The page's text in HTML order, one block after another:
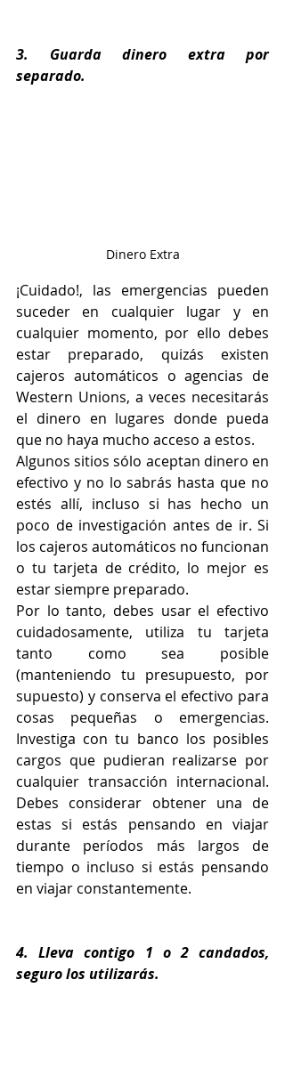
3. Guarda dinero extra por
separado.
Dinero Extra
¡Cuidado!, las emergencias pueden
suceder en cualquier lugar y en
cualquier momento, por ello debes
estar preparado, quizás existen
cajeros automáticos o agencias de
Western Unions, a veces necesitarás
el dinero en lugares donde pueda
que no haya mucho acceso a estos.
Algunos sitios sólo aceptan dinero en
efectivo y no lo sabrás hasta que no
estés allí, incluso si has hecho un
poco de investigación antes de ir. Si
los cajeros automáticos no funcionan
o tu tarjeta de crédito, lo mejor es
estar siempre preparado.
Por lo tanto, debes usar el efectivo
cuidadosamente, utiliza tu tarjeta
tanto como sea posible
(manteniendo tu presupuesto, por
supuesto) y conserva el efectivo para
cosas pequeñas o emergencias.
Investiga con tu banco los posibles
cargos que pudieran realizarse por
cualquier transacción internacional.
Debes considerar obtener una de
estas si estás pensando en viajar
durante períodos más largos de
tiempo o incluso si estás pensando
en viajar constantemente.
4. Lleva contigo 1 o 2 candados,
seguro los utilizarás.